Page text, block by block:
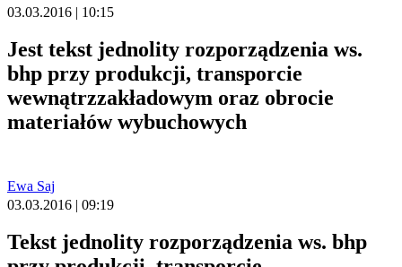
03.03.2016 | 10:15
Jest tekst jednolity rozporządzenia ws.
bhp przy produkcji, transporcie
wewnątrzzakładowym oraz obrocie
materiałów wybuchowych
Ewa Saj
03.03.2016 | 09:19
Tekst jednolity rozporządzenia ws. bhp